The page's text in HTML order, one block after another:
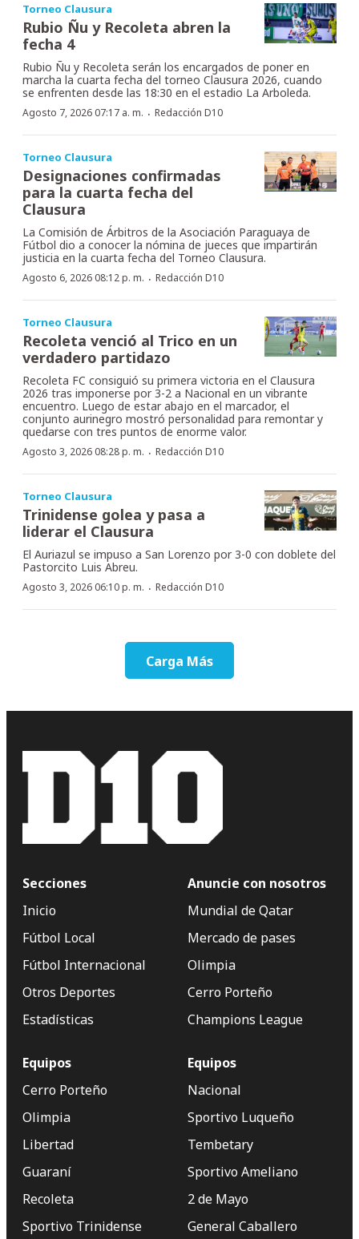
Torneo Clausura
Rubio Ñu y Recoleta abren la
fecha 4
Rubio Ñu y Recoleta serán los encargados de poner en
marcha la cuarta fecha del torneo Clausura 2026, cuando
se enfrenten desde las 18:30 en el estadio La Arboleda.
Agosto 7, 2026 07:17 a. m. · Redacción D10
Torneo Clausura
Designaciones confirmadas
para la cuarta fecha del
Clausura
La Comisión de Árbitros de la Asociación Paraguaya de
Fútbol dio a conocer la nómina de jueces que impartirán
justicia en la cuarta fecha del Torneo Clausura.
Agosto 6, 2026 08:12 p. m. · Redacción D10
Torneo Clausura
Recoleta venció al Trico en un
verdadero partidazo
Recoleta FC consiguió su primera victoria en el Clausura
2026 tras imponerse por 3-2 a Nacional en un vibrante
encuentro. Luego de estar abajo en el marcador, el
conjunto aurinegro mostró personalidad para remontar y
quedarse con tres puntos de enorme valor.
Agosto 3, 2026 08:28 p. m. · Redacción D10
Torneo Clausura
Trinidense golea y pasa a
liderar el Clausura
El Auriazul se impuso a San Lorenzo por 3-0 con doblete del
Pastorcito Luis Abreu.
Agosto 3, 2026 06:10 p. m. · Redacción D10
Carga Más
Secciones
Inicio
Fútbol Local
Fútbol Internacional
Otros Deportes
Estadísticas
Anuncie con nosotros
Mundial de Qatar
Mercado de pases
Olimpia
Cerro Porteño
Champions League
Equipos
Cerro Porteño
Olimpia
Libertad
Guaraní
Recoleta
Sportivo Trinidense
Equipos
Nacional
Sportivo Luqueño
Tembetary
Sportivo Ameliano
2 de Mayo
General Caballero